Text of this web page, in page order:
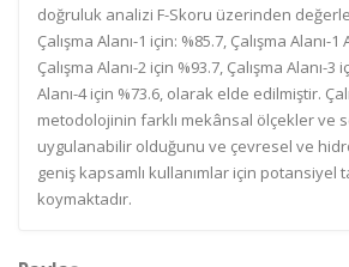
doğruluk analizi F-Skoru üzerinden
Çalışma Alanı-1 için: %85.7, Çalışma Alanı-
Çalışma Alanı-2 için %93.7, Çalışma Alanı-3
Alanı-4 için %73.6, olarak elde edilmiştir.
metodolojinin farklı mekânsal ölçekler ve
uygulanabilir olduğunu ve çevresel ve
geniş kapsamlı kullanımlar için potansiyel
koymaktadır.